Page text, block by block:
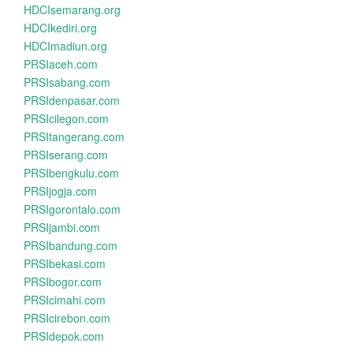
HDCIsemarang.org
HDCIkediri.org
HDCImadiun.org
PRSIaceh.com
PRSIsabang.com
PRSIdenpasar.com
PRSIcilegon.com
PRSItangerang.com
PRSIserang.com
PRSIbengkulu.com
PRSIjogja.com
PRSIgorontalo.com
PRSIjambi.com
PRSIbandung.com
PRSIbekasi.com
PRSIbogor.com
PRSIcimahi.com
PRSIcirebon.com
PRSIdepok.com